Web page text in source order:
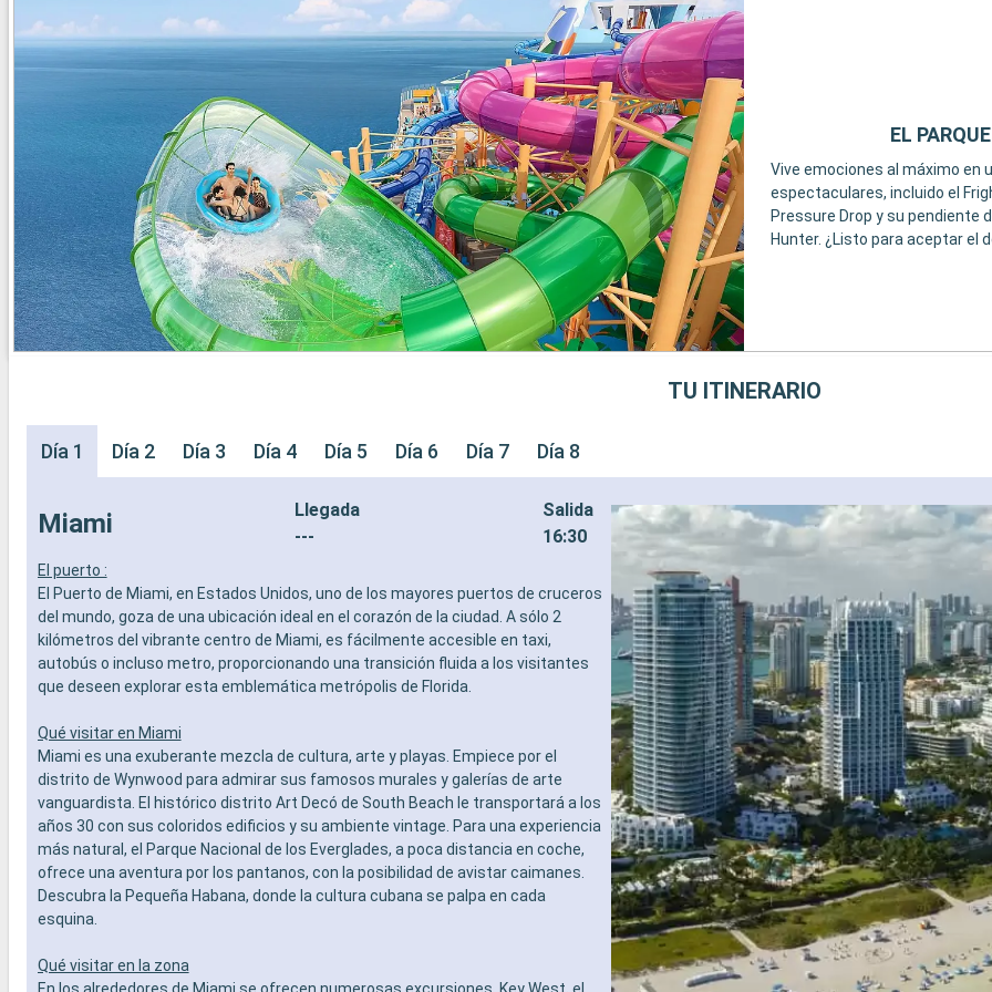
EL
Vive emociones al máximo en
espectaculares, incluido el
Pressure Drop y su pendiente
Hunter. ¿Listo para aceptar el
TU ITINERARIO
Día 1 Día 2 Día 3 Día 4 Día 5 Día 6 Día 7 Día 8
Miami
Llegada
---
Salida
16:30
El puerto :
El Puerto de Miami, en Estados Unidos, uno de los mayores puertos de cruceros
del mundo, goza de una ubicación ideal en el corazón de la ciudad. A sólo 2
kilómetros del vibrante centro de Miami, es fácilmente accesible en taxi,
autobús o incluso metro, proporcionando una transición fluida a los visitantes
que deseen explorar esta emblemática metrópolis de Florida.
Qué visitar en Miami
Miami es una exuberante mezcla de cultura, arte y playas. Empiece por el
distrito de Wynwood para admirar sus famosos murales y galerías de arte
vanguardista. El histórico distrito Art Decó de South Beach le transportará a los
años 30 con sus coloridos edificios y su ambiente vintage. Para una experiencia
más natural, el Parque Nacional de los Everglades, a poca distancia en coche,
ofrece una aventura por los pantanos, con la posibilidad de avistar caimanes.
Descubra la Pequeña Habana, donde la cultura cubana se palpa en cada
esquina.
Qué visitar en la zona